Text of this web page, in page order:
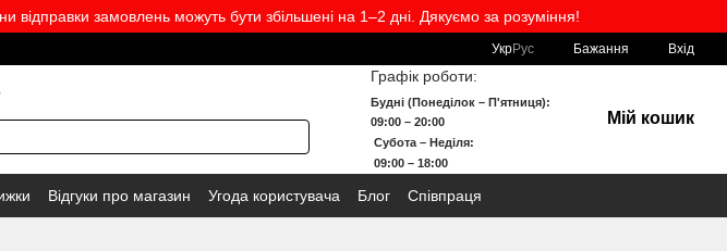
відправки замовлень можуть бути збільшені на 1–2 дні. Дякуємо за розуміння!
УкрРус Бажання Вхід
Графік роботи:
Будні (Понеділок – П'ятниця):
09:00 – 20:00
Субота – Неділя:
09:00 – 18:00
Мій кошик
Відгуки про магазин Угода користувача Блог Співпраця